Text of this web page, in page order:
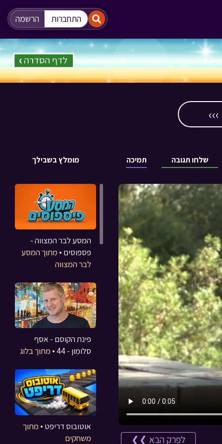
התחברות הרשמה
מומלץ בשבילך תמיכה שלחו תגובה
לפרק הבא ❯❯
המסע לבר המצווה -
פספוסים • מתוך המסע
לבר המצווה
פינת הקוסם - אסף
סלומון - 44
• מתוך בלוג
אוטובוס דריפט • מתוך
משחקים